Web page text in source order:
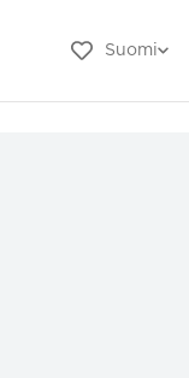
Suomi